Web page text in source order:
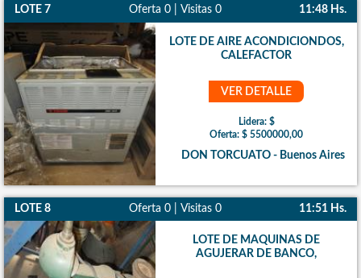
LOTE 7 Oferta 0 | Visitas 0 11:48 Hs.
LOTE DE AIRE ACONDICIONDOS,
CALEFACTOR
VER DETALLE
Lidera: $
Oferta: $ 5500000,00
DON TORCUATO - Buenos Aires
LOTE 8 Oferta 0 | Visitas 0 11:51 Hs.
LOTE DE MAQUINAS DE
AGUJERAR DE BANCO,